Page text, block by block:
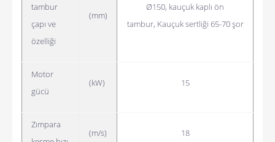
tambur
çapı ve
özelliği
(mm)
Ø150, kauçuk kaplı ön
tambur, Kauçuk sertliği 65-70 şor
Motor
gücü
(kW) 15
Zımpara
(m/s) 18